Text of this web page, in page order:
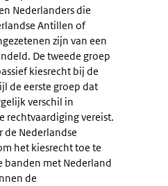
Nederlanders die
Antillen of
zijn van een
De tweede groep
kiesrecht bij de
de eerste groep dat
verschil in
rechtvaardiging vereist.
Nederlandse
het kiesrecht toe te
banden met Nederland
de